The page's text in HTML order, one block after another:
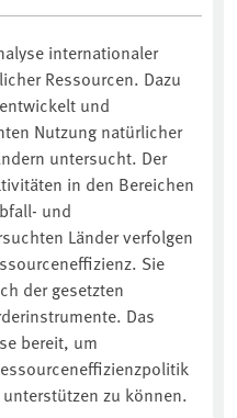
internationaler
Ressourcen. Dazu
und
Nutzung natürlicher
untersucht. Der
in den Bereichen
und
Länder verfolgen
Sie
der gesetzten
Das
bereit, um
zu können.